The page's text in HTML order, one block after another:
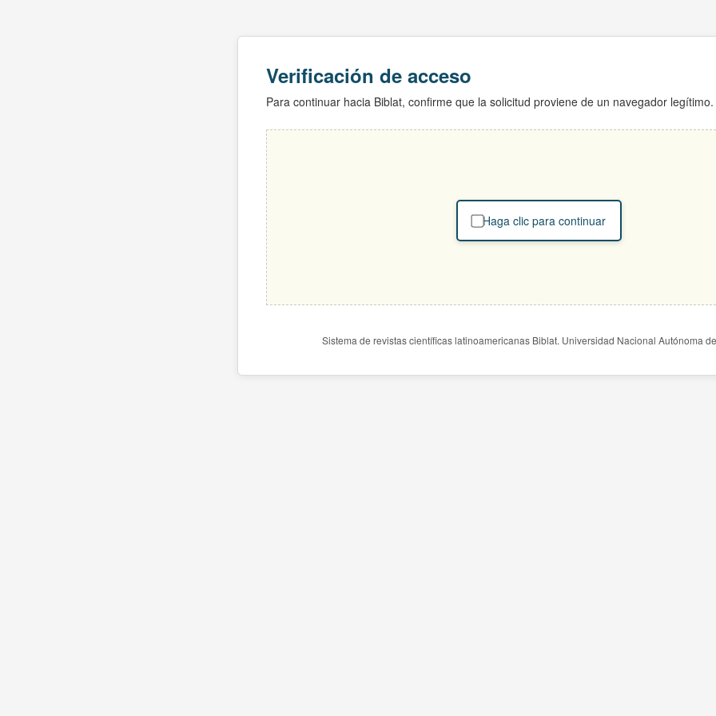
Verificación de acceso
Para continuar hacia Biblat, confirme que la solicitud proviene de un navegador legítimo.
Haga clic para continuar
Sistema de revistas científicas latinoamericanas Biblat. Universidad Nacional Autónoma